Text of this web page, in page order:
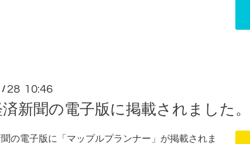
/ 28 10:46
済新聞の電子版に掲載されました。
の電子版に「マップルプランナー」が掲載されま